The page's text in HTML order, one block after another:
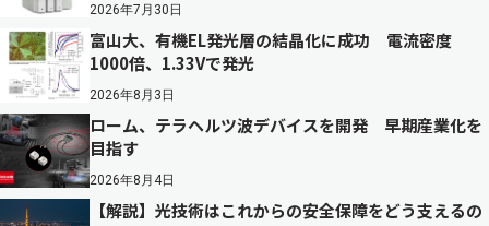
2026年7月30日
富山大、有機EL発光層の結晶化に成功 電流密度
1000倍、1.33Vで発光
2026年8月3日
ローム、テラヘルツ波デバイスを開発 早期産業化を
目指す
2026年8月4日
【解説】光技術はこれからの安全保障をどう支えるの